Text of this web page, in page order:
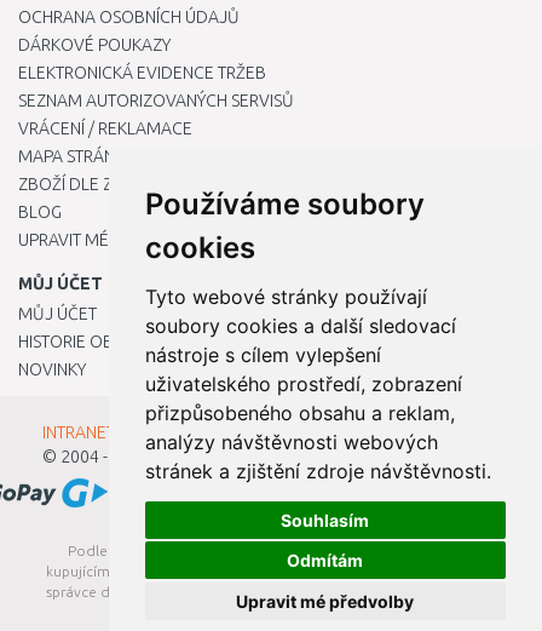
Používáme soubory
cookies
Tyto webové stránky používají
soubory cookies a další sledovací
nástroje s cílem vylepšení
uživatelského prostředí, zobrazení
přizpůsobeného obsahu a reklam,
analýzy návštěvnosti webových
stránek a zjištění zdroje návštěvnosti.
Souhlasím
Odmítám
Upravit mé předvolby
OCHRANA OSOBNÍCH ÚDAJŮ
DÁRKOVÉ POUKAZY
ELEKTRONICKÁ EVIDENCE TRŽEB
SEZNAM AUTORIZOVANÝCH SERVISŮ
VRÁCENÍ / REKLAMACE
MAPA STRÁNKY
ZBOŽÍ DLE ZNAČEK
BLOG
UPRAVIT MÉ PŘEDVOLBY COOKIES
MŮJ ÚČET
MŮJ ÚČET
HISTORIE OBJEDNÁVEK
NOVINKY
INTRANET - Přihlášení pro zaměstnance
© 2004 - 2026
Kamody s.r.o.
Podle zákona o evidenci tržeb je prodávající povinen vystavit
kupujícímu účtenku. Zároveň je povinen zaevidovat přijatou tržbu u
správce daně online; v případě technického výpadku pak nejpozději
do 48 hodin.